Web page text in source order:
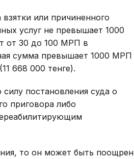
или причиненного
услуг не превышает 1000
от 30 до 100 МРП в
сумма превышает 1000 МРП
668 000 тенге).
постановления суда о
приговора либо
то он может быть поощрен